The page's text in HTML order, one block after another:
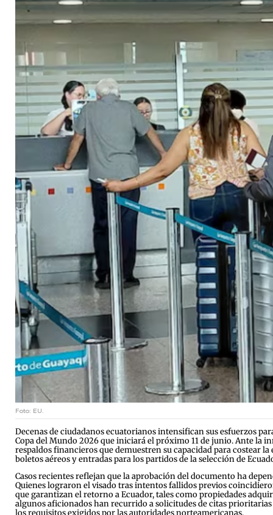
Foto: EU.
Decenas de ciudadanos ecuatorianos intensifican sus esfuerzos
Copa del Mundo 2026 que iniciará el próximo 11 de junio. Ante la
respaldos financieros que demuestren su capacidad para costear
boletos aéreos y entradas para los partidos de la selección de
Casos recientes reflejan que la aprobación del documento ha
Quienes lograron el visado tras intentos fallidos previos
que garantizan el retorno a Ecuador, tales como propiedades
algunos aficionados han recurrido a solicitudes de citas
los requisitos exigidos por las autoridades norteamericanas.